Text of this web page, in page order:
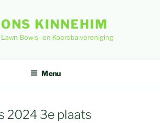
ONS KINNEHIM
Lawn Bowls- en Koersbalvereniging
Menu
2024 3e plaats